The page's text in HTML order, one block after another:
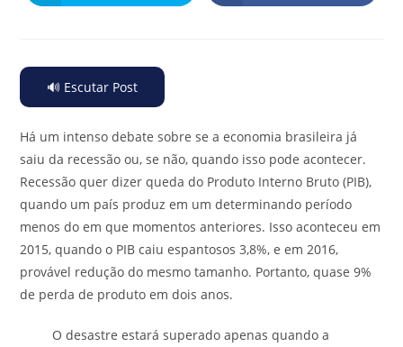
🔊 Escutar Post
Há um intenso debate sobre se a economia brasileira já
saiu da recessão ou, se não, quando isso pode acontecer.
Recessão quer dizer queda do Produto Interno Bruto (PIB),
quando um país produz em um determinando período
menos do em que momentos anteriores. Isso aconteceu em
2015, quando o PIB caiu espantosos 3,8%, e em 2016,
provável redução do mesmo tamanho. Portanto, quase 9%
de perda de produto em dois anos.
O desastre estará superado apenas quando a